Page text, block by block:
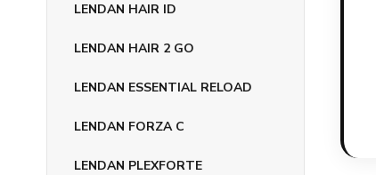
LENDAN HAIR ID
LENDAN HAIR 2 GO
LENDAN ESSENTIAL RELOAD
LENDAN FORZA C
LENDAN PLEXFORTE